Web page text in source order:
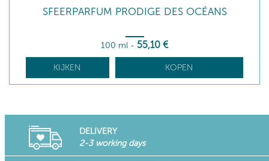
SFEERPARFUM PRODIGE DES OCÉANS
100 ml - 55,10 €
KIJKEN KOPEN
DELIVERY
2-3 working days